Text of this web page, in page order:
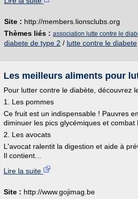
Site : http://members.lionsclubs.org
Thèmes liés : association lutte contre le
diabete de type 2 / lutte contre le diabete
Les meilleurs aliments pour
Pour lutter contre le diabète, découvrez
1. Les pommes
Ce fruit est un indispensable ! Pauvres
diminuer les pics glycémiques et combat
2. Les avocats
L'avocat ralentit la digestion et aide à
Il contient...
Lire la suite
Site : http://www.gojimag.be